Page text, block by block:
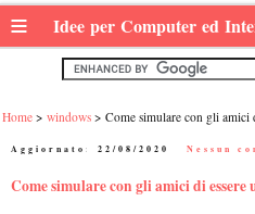
≡ Idee per Computer ed
Home windows Come simulare con gli amici
Aggiornato: 22/08/2020 Nessun
Come simulare con gli amici di essere